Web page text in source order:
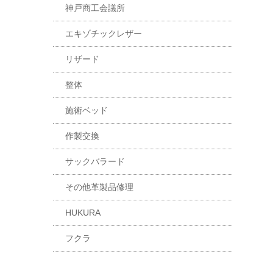
神戸商工会議所
エキゾチックレザー
リザード
整体
施術ベッド
作製交換
サックバラード
その他革製品修理
HUKURA
フクラ